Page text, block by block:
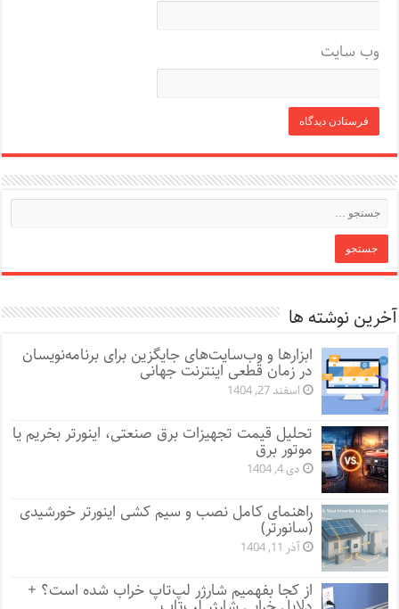
وب‌ سایت
آخرین نوشته ها
ابزارها و وب‌سایت‌های جایگزین برای برنامه‌نویسان
در زمان قطعی اینترنت جهانی
اسفند 27, 1404
تحلیل قیمت تجهیزات برق صنعتی، اینورتر بخریم یا
موتور برق
دی 4, 1404
راهنمای کامل نصب و سیم کشی اینورتر خورشیدی
(سانورتر)
آذر 11, 1404
از کجا بفهمیم شارژر لپ‌تاپ خراب شده است؟ +